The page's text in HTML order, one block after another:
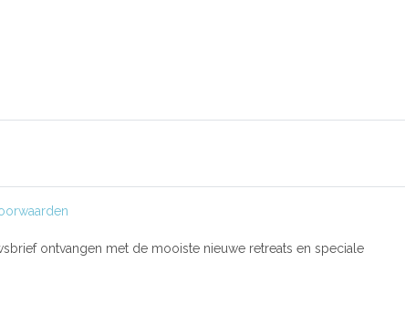
ontvangen met de mooiste nieuwe retreats en speciale